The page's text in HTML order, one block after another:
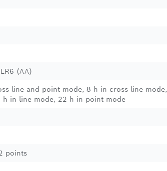
(AA)
line and point mode, 8 h in cross line
h in line mode, 22 h in point mode
points